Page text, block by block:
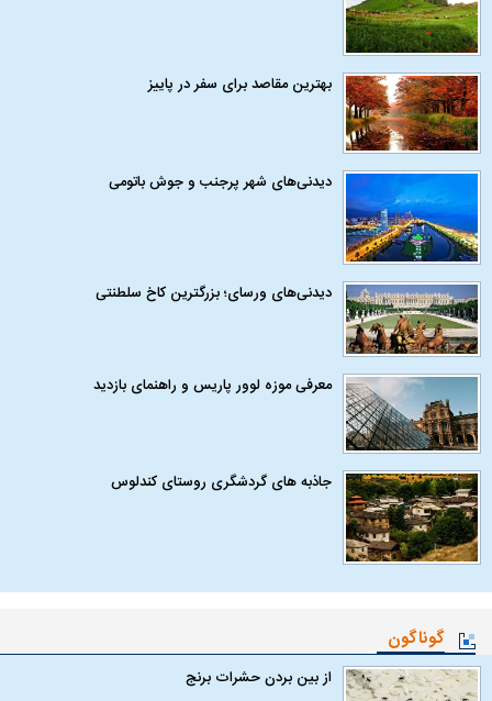
بهترین مقاصد برای سفر در پاییز
دیدنی‌های شهر پرجنب و جوش باتومی
دیدنی‌های ورسای؛ بزرگترین کاخ سلطنتی
معرفی موزه لوور پاریس و راهنمای بازدید
جاذبه های گردشگری روستای کندلوس
گوناگون
از بین بردن حشرات برنج